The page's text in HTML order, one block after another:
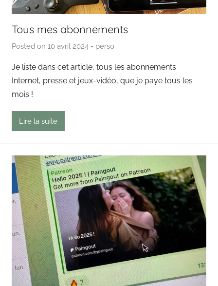
Tous mes abonnements
Posted on 10 avril 2024 b
P
a
t
- perso
Je liste dans cet article, tous les abonnements
Internet, presse et jeux-vidéo, que je paye tous les
mois !
Lire la suite